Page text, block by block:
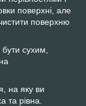
поверхні, але
поверхню
сухим,
на яку ви
та рівна.